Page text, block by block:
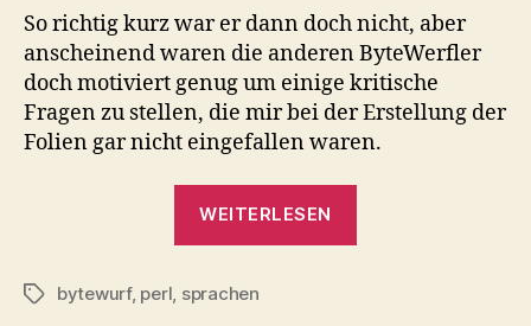
So richtig kurz war er dann doch nicht, aber
anscheinend waren die anderen ByteWerfler
doch motiviert genug um einige kritische
Fragen zu stellen, die mir bei der Erstellung der
Folien gar nicht eingefallen waren.
WEITERLESEN
Schlagwörter
bytewurf, perl sprachen